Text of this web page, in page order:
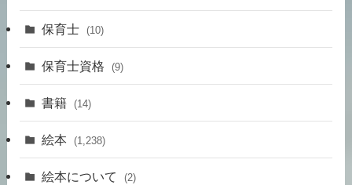
保育士 (10)
保育士資格 (9)
書籍 (14)
絵本 (1,238)
絵本について (2)